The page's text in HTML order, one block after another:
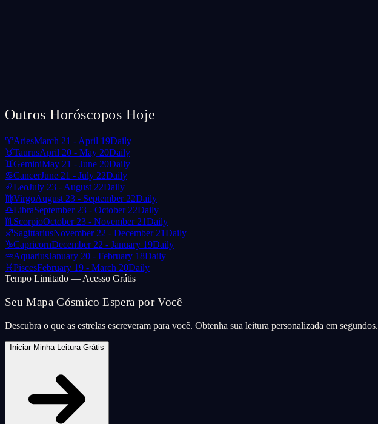
Outros Horóscopos Hoje
♈AriesMarch 21 - April 19Daily
♉TaurusApril 20 - May 20Daily
♊GeminiMay 21 - June 20Daily
♋CancerJune 21 - July 22Daily
♌LeoJuly 23 - August 22Daily
♍VirgoAugust 23 - September 22Daily
♎LibraSeptember 23 - October 22Daily
♏ ScorpioOctober 23 - November 21Daily
♐SagittariusNovember 22 - December 21Daily
♑CapricornDecember 22 - January 19Daily
♒AquariusJanuary 20 - February 18Daily
♓PiscesFebruary 19 - March 20Daily
Tempo Limitado — Acesso Grátis
Seu Mapa Cósmico Espera por Você
Descubra o que as estrelas escreveram para você. Obtenha sua leitura personalizada em segundos.
Iniciar Minha Leitura Grátis